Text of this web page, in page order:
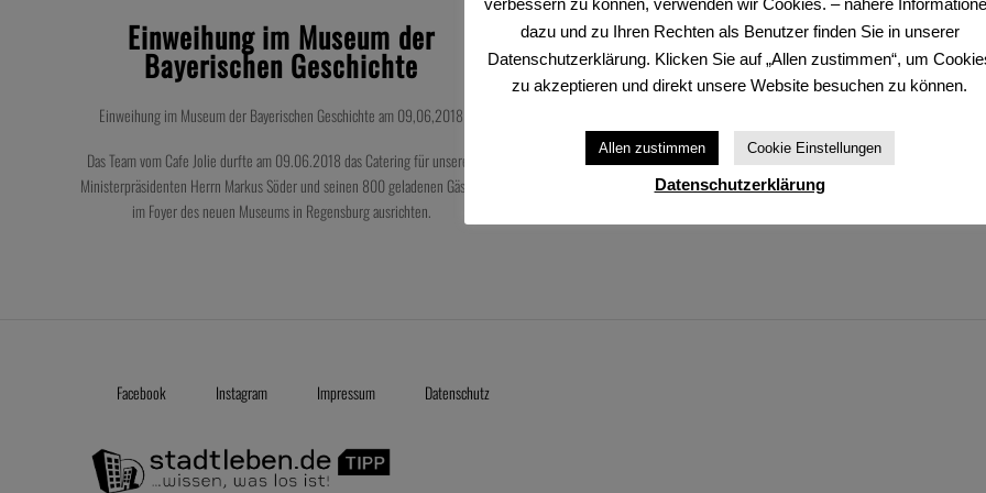
Einweihung im Museum der
Bayerischen Geschichte
Einweihung im Museum der Bayerischen Geschichte am 09,06,2018
Das Team vom Cafe Jolie durfte am 09.06.2018 das Catering für unseren
Ministerpräsidenten Herrn Markus Söder und seinen 800 geladenen Gästen
im Foyer des neuen Museums in Regensburg ausrichten.
Facebook Instagram Impressum Datenschutz
verbessern zu können, verwenden wir Cookies. – nähere
dazu und zu Ihren Rechten als Benutzer finden Sie in unserer
Datenschutzerklärung. Klicken Sie auf „Allen zustimmen“, um
zu akzeptieren und direkt unsere Website besuchen zu können.
Allen zustimmen Cookie Einstellungen
Datenschutzerklärung